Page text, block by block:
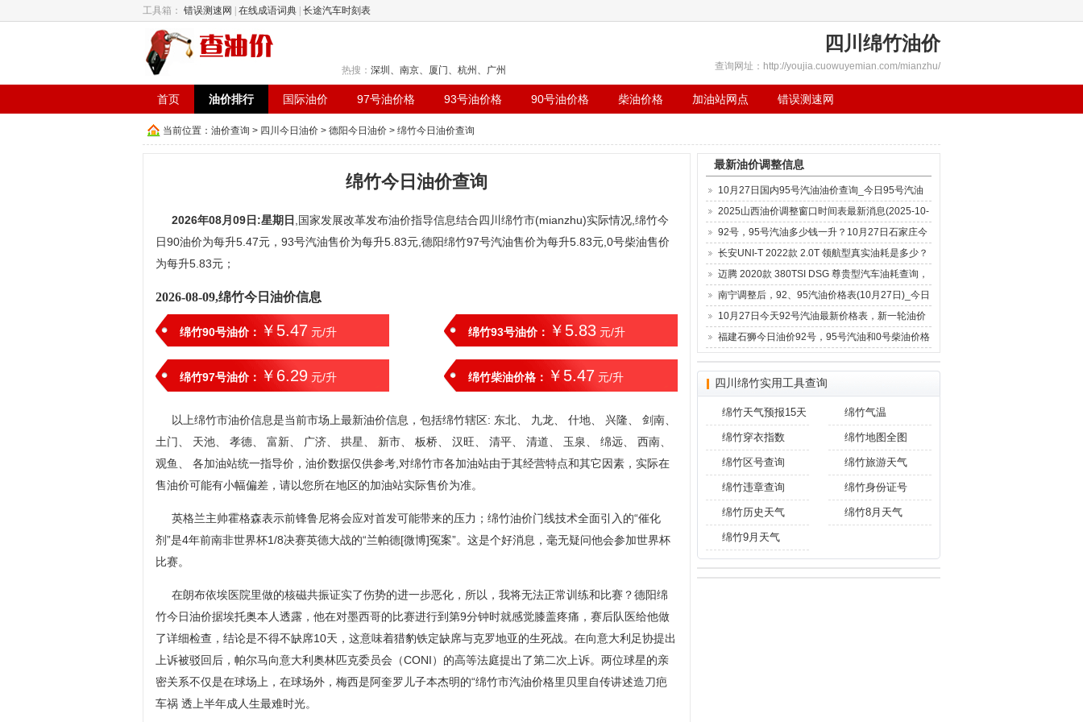
热搜： 深圳 、 南京、 厦门、 杭州 、 广州
四川绵竹油价
查询网址：http://youjia.cuowuyemian.com/mianzhu/
首页 油价排行 国际油价 97号油价格 93号油价格 90号油价格 柴油价格 加油站网点 错误测速网
工具箱： 错误测速网 在线成语词典 长途汽车时刻表
当前位置： 油价查询 > 四川今日油价 > 德阳今日油价 > 绵竹今日油价查询
绵竹今日油价查询
2026年08月09日:星期日 ,国家发展改革发布油价指导信息结合四川绵竹市(mianzhu)实际情况,绵竹今
日90油价为每升5.47元，93号汽油售价为每升5.83元,德阳绵竹97号汽油售价为每升5.83元,0号柴油售价
为每升5.83元；
2026-08-09,绵竹今日油价信息
绵竹90号油价： ￥5.47 元/升 绵竹93号油价： ￥5.83 元/升
绵竹97号油价： ￥6.29 元/升 绵竹柴油价格： ￥5.47 元/升
以上绵竹市油价信息是当前市场上最新油价信息，包括绵竹辖区: 东北、 九龙、 什地、 兴隆、 剑南、
土门、 天池、 孝德、 富新、 广济、 拱星、 新市、 板桥、 汉旺、 清平、 清道、 玉泉、 绵远、 西南、
观鱼、 各加油站统一指导价，油价数据仅供参考,对绵竹市各加油站由于其经营特点和其它因素，实际在
售油价可能有小幅偏差，请以您所在地区的加油站实际售价为准。
英格兰主帅霍格森表示前锋鲁尼将会应对首发可能带来的压力；绵竹油价门线技术全面引入的“催化
剂”是4年前南非世界杯1/8决赛英德大战的“兰帕德[微博]冤案”。这是个好消息，毫无疑问他会参加世界杯
比赛。
在朗布依埃医院里做的核磁共振证实了伤势的进一步恶化，所以，我将无法正常训练和比赛？德阳绵
竹今日油价据埃托奥本人透露，他在对墨西哥的比赛进行到第9分钟时就感觉膝盖疼痛，赛后队医给他做
了详细检查，结论是不得不缺席10天，这意味着猎豹铁定缺席与克罗地亚的生死战。在向意大利足协提出
上诉被驳回后，帕尔马向意大利奥林匹克委员会（CONI）的高等法庭提出了第二次上诉。两位球星的亲
密关系不仅是在球场上，在球场外，梅西是阿奎罗儿子本杰明的“绵竹市汽油价格里贝里自传讲述造刀疤
车祸 透上半年成人生最难时光。
最新油价调整信息
10月27日国内95号汽油油价查询_今日95号汽油
价格查询
2025山西油价调整窗口时间表最新消息(2025-10-
27)
92号，95号汽油多少钱一升？10月27日石家庄今
日油价一览表
长安UNI-T 2022款 2.0T 领航型真实油耗是多少？
10月27日
迈腾 2020款 380TSI DSG 尊贵型汽车油耗查询，
10月27日
南宁调整后，92、95汽油价格表(10月27日)_今日
油价调整消息
10月27日今天92号汽油最新价格表，新一轮油价
调整10月27日24时开
福建石狮今日油价92号，95号汽油和0号柴油价格
四川绵竹实用工具查询
绵竹天气预报15天 绵竹气温
绵竹穿衣指数 绵竹地图全图
绵竹区号查询 绵竹旅游天气
绵竹违章查询 绵竹身份证号
绵竹历史天气 绵竹8月天气
绵竹9月天气